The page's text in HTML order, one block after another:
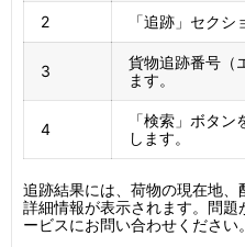
2 「追跡」セクシ
3
貨物追跡番号（
ます。
4
「検索」ボタ
します。
追跡結果には、荷物の現在地
詳細情報が表示されます。問
ービスにお問い合わせください。